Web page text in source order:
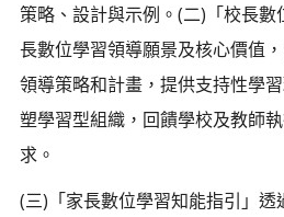
策略、設計與示例。(二)「校長
長數位學習領導願景及核心價值
領導策略和計畫，提供支持性學
塑學習型組織，回饋學校及教師
求。
(三)「家長數位學習知能指引」